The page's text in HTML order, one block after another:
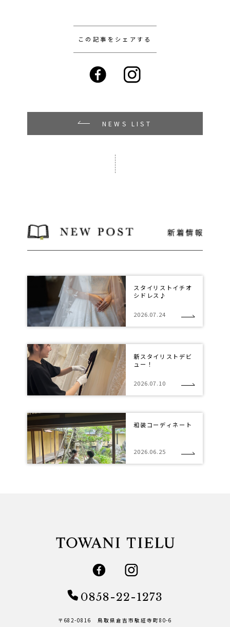
この記事をシェアする
NEWS LIST
スタイリストイチオ
シドレス♪
2026.07.24
新スタイリストデビ
ュー！
2026.07.10
和装コーディネート
2026.06.25
0858-22-1273
〒682-0816 鳥取県倉吉市駄経寺町80-6